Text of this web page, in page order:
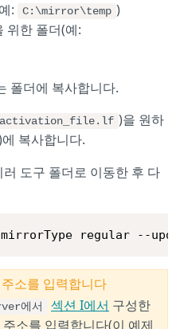
:
C:\mirror\temp )
위한 폴더(예:
폴더에 복사합니다.
)을 원하
복사합니다.
도구 폴더로 이동한 후 다
regular --
주소를 입력합니다
에서 섹션 I에서 구성한
소를 입력합니다(이 예제